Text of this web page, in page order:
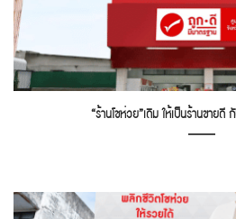
“ร้านโชห่วย”เดิม ให้เป็นร้านขาย